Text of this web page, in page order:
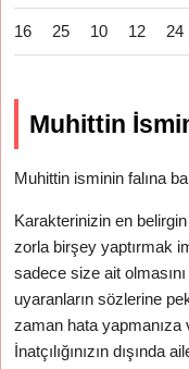
16 25 10 12 24
Muhittin
Muhittin isminin falına
Karakterinizin en belirgin
zorla birşey yaptırmak
sadece size ait
uyaranların sözlerine
zaman hata
İnatçılığınızın dışında